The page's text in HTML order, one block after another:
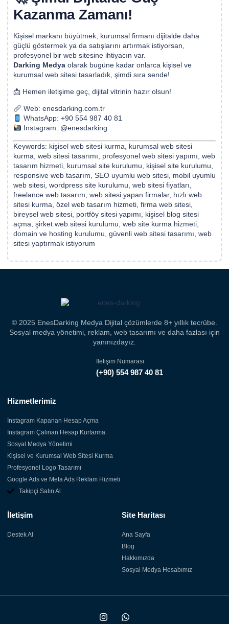
Kazanma Zamanı!
Kişisel markanı büyütmek, kurumsal firmanı dijitalde daha
güçlü göstermek ya da satışlarını artırmak istiyorsan,
profesyonel bir web sitesine ihtiyacın var.
Darking Medya olarak bugüne kadar onlarca kişisel ve
kurumsal web sitesi tasarladık, şimdi sıra sende!
📩 Hemen iletişime geç, dijital vitrinin hazır olsun!
Web: enesdarking.com.tr
WhatsApp: +90 554 987 40 81
Instagram: @enesdarking
Keywords: kişisel web sitesi kurma, kurumsal web sitesi
kurma, web sitesi tasarımı, profesyonel web sitesi yapımı, web
tasarım hizmeti, kurumsal site kurulumu, kişisel site kurulumu,
responsive web tasarım, SEO uyumlu web sitesi, mobil uyumlu
web sitesi, wordpress site kurulumu, web sitesi fiyatları,
freelance web tasarım, web sitesi yapan firmalar, hızlı web
sitesi kurma, özel web tasarım hizmeti, firma web sitesi,
bireysel web sitesi, portföy sitesi yapımı, kişisel blog sitesi
açma, şirket web sitesi kurulumu, web site kurma hizmeti,
domain ve hosting kurulumu, güvenli web sitesi tasarımı, web
sitesi yaptırmak istiyorum
© 2025 EnesDarking Medya Dijital çözümlerde 8+ yıllık tecrübe.
Sosyal medya yönetimi, reklam, web tasarımı ve daha fazlası için
yanınızdayız.
İletişim Numarası
(+90) 554 987 40 81
Hizmetlerimiz
İnstagram Kapanan Hesap Açma
Instagram Çalınan Hesap Kurtarma
Sosyal Medya Yönetimi
Kişisel ve Kurumsal Web Sitesi Kurma
Profesyonel Logo Tasarımı
Google Ads ve Meta Ads Reklam Hizmeti
Takipçi Satın Al
İletişim
Destek Al
Site Haritası
Ana Sayfa
Blog
Hakkımızda
Sosyal Medya Hesabımız